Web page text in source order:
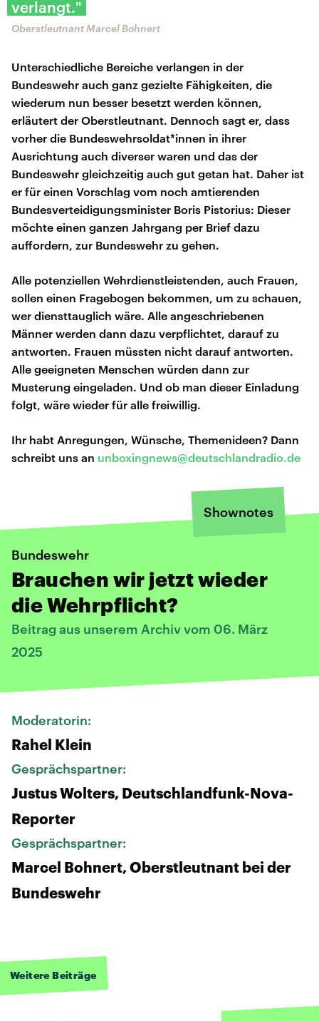
verlangt."
Oberstleutnant Marcel Bohnert
Unterschiedliche Bereiche verlangen in der
Bundeswehr auch ganz gezielte Fähigkeiten, die
wiederum nun besser besetzt werden können,
erläutert der Oberstleutnant. Dennoch sagt er, dass
vorher die Bundeswehrsoldat*innen in ihrer
Ausrichtung auch diverser waren und das der
Bundeswehr gleichzeitig auch gut getan hat. Daher ist
er für einen Vorschlag vom noch amtierenden
Bundesverteidigungsminister Boris Pistorius: Dieser
möchte einen ganzen Jahrgang per Brief dazu
auffordern, zur Bundeswehr zu gehen.
Alle potenziellen Wehrdienstleistenden, auch Frauen,
sollen einen Fragebogen bekommen, um zu schauen,
wer diensttauglich wäre. Alle angeschriebenen
Männer werden dann dazu verpflichtet, darauf zu
antworten. Frauen müssten nicht darauf antworten.
Alle geeigneten Menschen würden dann zur
Musterung eingeladen. Und ob man dieser Einladung
folgt, wäre wieder für alle freiwillig.
Ihr habt Anregungen, Wünsche, Themenideen? Dann
schreibt uns an unboxingnews@deutschlandradio.de
Shownotes
Bundeswehr
Brauchen wir jetzt wieder
die Wehrpflicht?
Beitrag aus unserem Archiv vom 06. März
2025
Moderatorin:
Rahel Klein
Gesprächspartner:
Justus Wolters, Deutschlandfunk-Nova-
Reporter
Gesprächspartner:
Marcel Bohnert, Oberstleutnant bei der
Bundeswehr
Weitere Beiträge